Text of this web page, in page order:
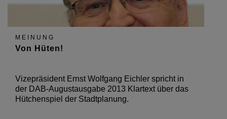
MEINUNG
Von Hüten!
Vizepräsident Ernst Wolfgang Eichler spricht in
der DAB-Augustausgabe 2013 Klartext über das
Hütchenspiel der Stadtplanung.